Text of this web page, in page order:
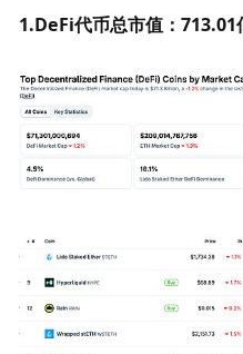
1.DeFi代币总市值：713.01